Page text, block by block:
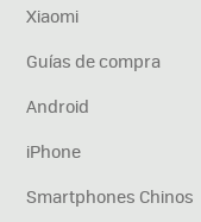
Xiaomi
Guías de compra
Android
iPhone
Smartphones Chinos